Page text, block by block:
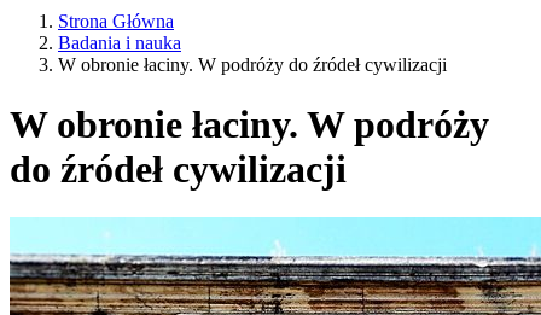
Strona Główna
Badania i nauka
W obronie łaciny. W podróży do źródeł cywilizacji
W obronie łaciny. W podróży
do źródeł cywilizacji